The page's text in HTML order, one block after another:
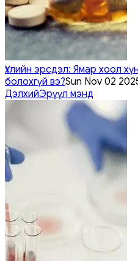
Үхлийн эрсдэл: Ямар хоол
болохгүй вэ?Sun Nov 02
ДэлхийЭрүүл мэнд